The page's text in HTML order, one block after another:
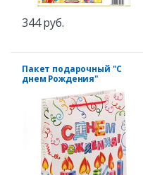
344 руб.
Пакет подарочный "С
днем Рождения"